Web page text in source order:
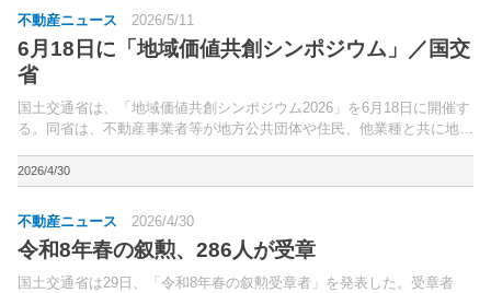
不動産ニュース 2026/5/11
6月18日に「地域価値共創シンポジウム」／国交
省
国土交通省は、「地域価値共創シンポジウム2026」を6月18日に開催す
る。同省は、不動産事業者等が地方公共団体や住民、他業種と共に地域
動を「地域価値を共創する不動産業アワード」にて...
2026/4/30
不動産ニュース 2026/4/30
令和8年春の叙勲、286人が受章
国土交通省は29日、「令和8年春の叙勲受章者」を発表した。受章者